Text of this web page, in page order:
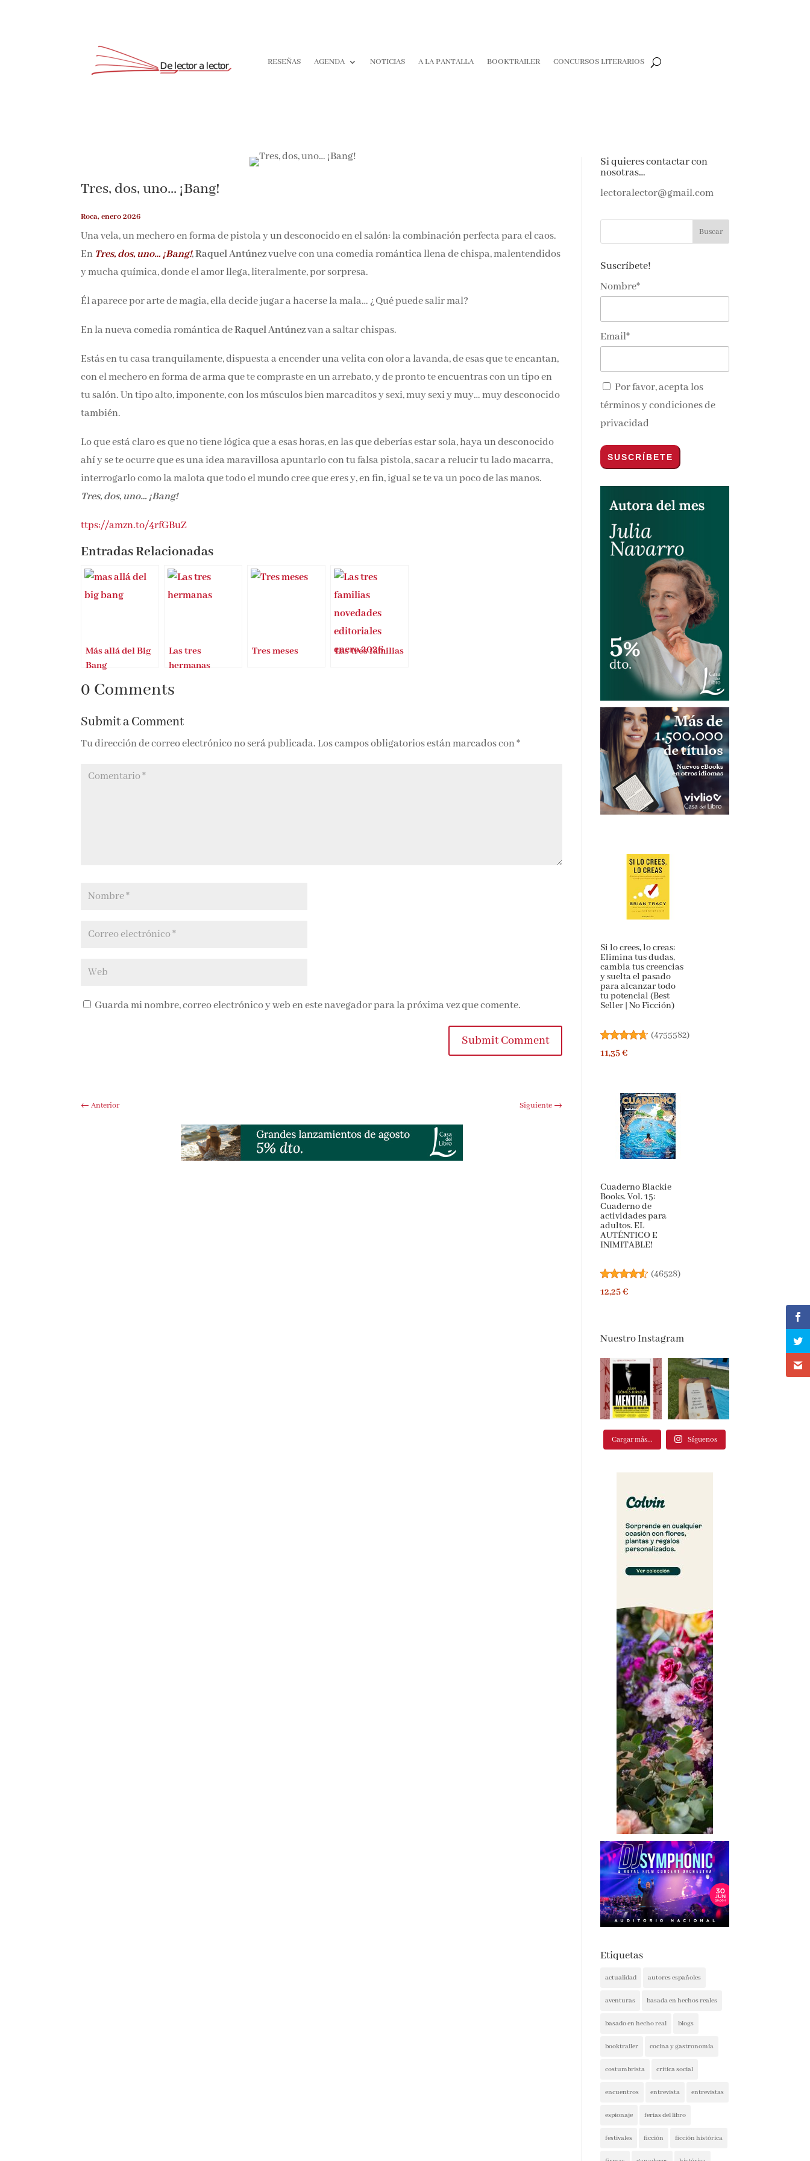
RESEÑAS AGENDA NOTICIAS A LA PANTALLA BOOKTRAILER CONCURSOS LITERARIOS
Tres, dos, uno… ¡Bang!
Roca, enero 2026
Una vela, un mechero en forma de pistola y un desconocido en el salón: la combinación perfecta para el caos.
En Tres, dos, uno… ¡Bang!,Raquel Antúnezvuelve con una comedia romántica llena de chispa, malentendidos
y mucha química, donde el amor llega, literalmente, por sorpresa.
Él aparece por arte de magia, ella decide jugar a hacerse la mala… ¿Qué puede salir mal?
En la nueva comedia romántica deRaquel Antúnezvan a saltar chispas.
Estás en tu casa tranquilamente, dispuesta a encender una velita con olor a lavanda, de esas que te encantan,
con el mechero en forma de arma que te compraste en un arrebato, y de pronto te encuentras con un tipo en
tu salón. Un tipo alto, imponente, con los músculos bien marcaditos y sexi, muy sexi y muy… muy desconocido
también.
Lo que está claro es que no tiene lógica que a esas horas, en las que deberías estar sola, haya un desconocido
ahí y se te ocurre que es una idea maravillosa apuntarlo con tu falsa pistola, sacar a relucir tu lado macarra,
interrogarlo como la malota que todo el mundo cree que eres y, en fin, igual se te va un poco de las manos.
Tres, dos, uno… ¡Bang!
ttps://amzn.to/4rfGBuZ
Entradas Relacionadas
Más allá del Big
Bang
Las tres
hermanas
Tres meses Las tres familias
0 Comments
Submit a Comment
Tu dirección de correo electrónico no será publicada. Los campos obligatorios están marcados con*
Guarda mi nombre, correo electrónico y web en este navegador para la próxima vez que comente.
Submit Comment
←Anterior Siguiente→
Si quieres contactar con
nosotras…
lectoralector@gmail.com
Suscríbete!
Nombre*
Email*
Por favor, acepta los
términos y condiciones de
privacidad
Si lo crees, lo creas:
Elimina tus dudas,
cambia tus creencias
y suelta el pasado
para alcanzar todo
tu potencial (Best
Seller | No Ficción)
(4755582)
11,35 €
Cuaderno Blackie
Books. Vol. 15:
Cuaderno de
actividades para
adultos. EL
AUTÉNTICO E
INIMITABLE!
(46528)
12,25 €
Nuestro Instagram
Cargar más... Síguenos
Etiquetas
actualidad autores españoles
aventuras basada en hechos reales
basado en hecho real blogs
booktrailer cocina y gastronomía
costumbrista crítica social
encuentros entrevista entrevistas
espionaje ferias del libro
festivales ficción ficción histórica